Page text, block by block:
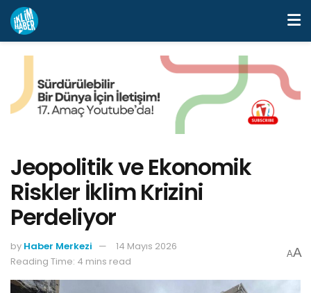
Jeopolitik ve Ekonomik
Riskler İklim Krizini
Perdeliyor
by Haber Merkezi
14 Mayıs 2026
Reading Time: 4 mins read
AA